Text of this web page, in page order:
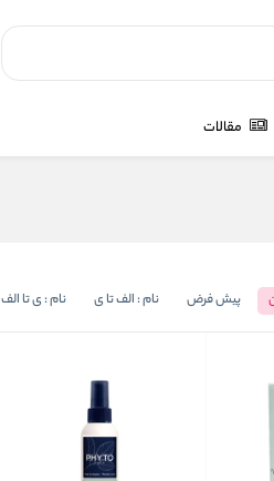
مقالات
پیش فرض نام : الف تا ی نام : ی تا الف